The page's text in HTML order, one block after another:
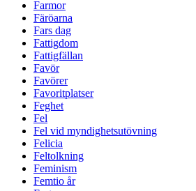
Farmor
Färöarna
Fars dag
Fattigdom
Fattigfällan
Favör
Favörer
Favoritplatser
Feghet
Fel
Fel vid myndighetsutövning
Felicia
Feltolkning
Feminism
Femtio år